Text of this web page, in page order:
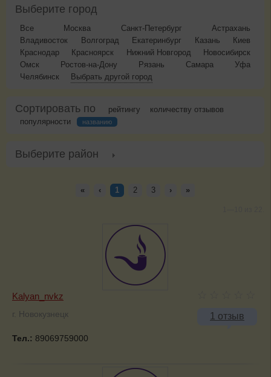
Выберите город
Все Москва Санкт-Петербург
Астрахань
Владивосток
Волгоград Екатеринбург Казань
Киев
Краснодар
Красноярск Нижний Новгород
Новосибирск
Омск
Ростов-на-Дону Рязань Самара
Уфа
Челябинск
Выбрать другой город
Сортировать по рейтингу
количеству отзывов
популярности
названию
Выберите район
« ‹ 1 2 3 › »
1 отзыв
Kalyan_nvkz
г. Новокузнецк
Тел.: 89069759000